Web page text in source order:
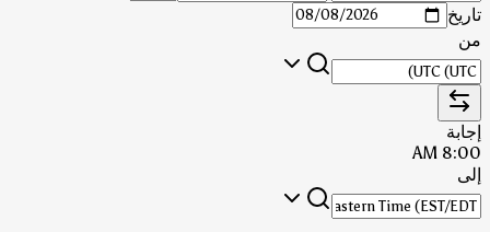
تاريخ
من
إجابة
8:00 AM
إلى